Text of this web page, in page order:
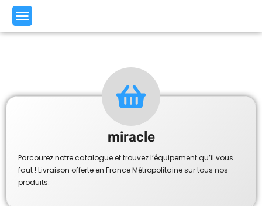
miracle
Parcourez notre catalogue et trouvez l’équipement qu’il vous
faut ! Livraison offerte en France Métropolitaine sur tous nos
produits.